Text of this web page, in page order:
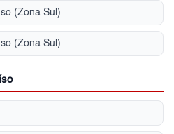
(Zona Sul)
(Zona Sul)